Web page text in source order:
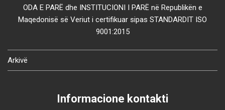
ODA E PARË dhe INSTITUCIONI I PARË në Republikën e
Maqedonisë së Veriut i certifikuar sipas STANDARDIT ISO
9001:2015
Arkivë
Informacione kontakti